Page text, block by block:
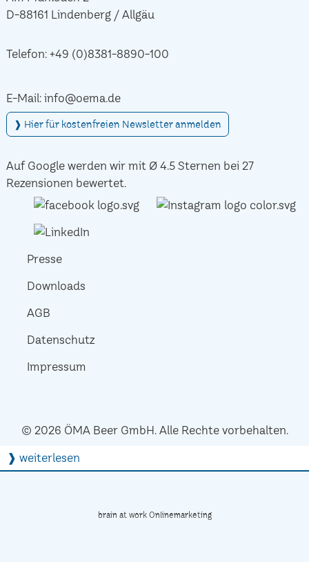
D-88161 Lindenberg / Allgäu
Telefon: +49 (0)8381-8890-100
E-Mail: info@oema.de
❱ Hier für kostenfreien Newsletter anmelden
Auf Google werden wir mit Ø 4.5 Sternen bei 27
Rezensionen bewertet.
Presse
Downloads
AGB
Datenschutz
Impressum
© 2026 ÖMA Beer GmbH. Alle Rechte vorbehalten.
❱ weiterlesen
brain at work Onlinemarketing